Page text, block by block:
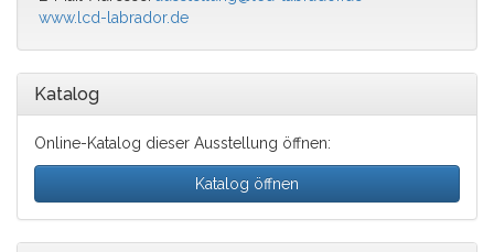
www.lcd-labrador.de
Katalog
Online-Katalog dieser Ausstellung öffnen:
Katalog öffnen